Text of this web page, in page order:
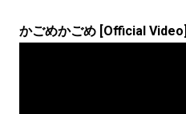
かごめかごめ [Official Video]